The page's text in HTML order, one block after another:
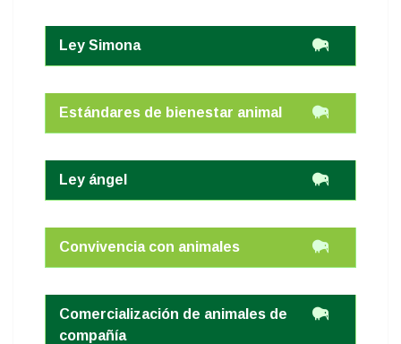
Ley Simona
Estándares de bienestar animal
Ley ángel
Convivencia con animales
Comercialización de animales de
compañía